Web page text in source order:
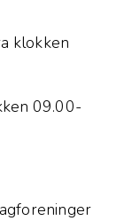
klokken
09.00-